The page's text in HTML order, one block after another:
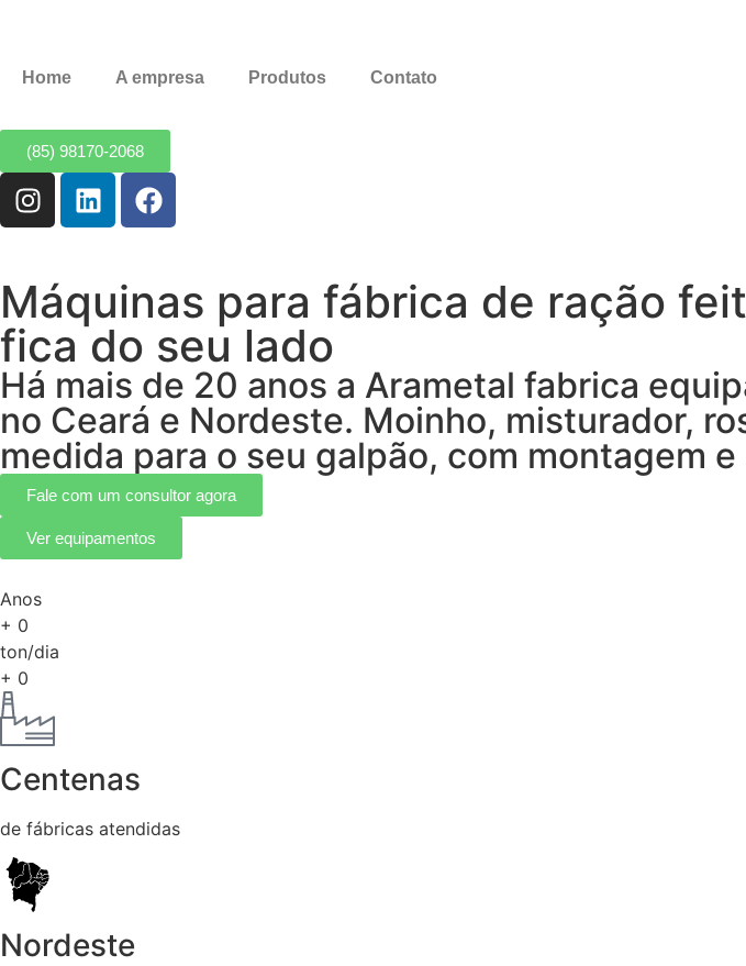
Home A empresa Produtos Contato
(85) 98170-2068
Máquinas para fábrica de ração
fica do seu lado
Há mais de 20 anos a Arametal fabrica
no Ceará e Nordeste. Moinho, misturador,
medida para o seu galpão, com montagem
Fale com um consultor agora
Ver equipamentos
Anos
+ 0
ton/dia
+ 0
Centenas
de fábricas atendidas
Nordeste